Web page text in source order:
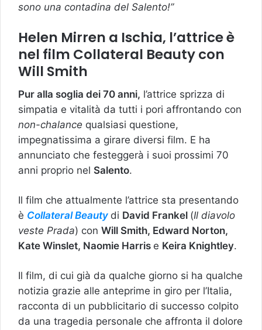
sono una contadina del Salento!”
Helen Mirren a Ischia, l’attrice è
nel film Collateral Beauty con
Will Smith
Pur alla soglia dei 70 anni, l’attrice sprizza di
simpatia e vitalità da tutti i pori affrontando con
non-chalance qualsiasi questione,
impegnatissima a girare diversi film. E ha
annunciato che festeggerà i suoi prossimi 70
anni proprio nel Salento.
Il film che attualmente l’attrice sta presentando
è Collateral Beauty di David Frankel (Il diavolo
veste Prada) con Will Smith, Edward Norton,
Kate Winslet, Naomie Harris e Keira Knightley.
Il film, di cui già da qualche giorno si ha qualche
notizia grazie alle anteprime in giro per l’Italia,
racconta di un pubblicitario di successo colpito
da una tragedia personale che affronta il dolore